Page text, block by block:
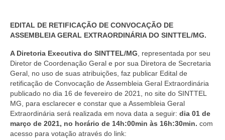
EDITAL DE RETIFICAÇÃO DE CONVOCAÇÃO DE
ASSEMBLEIA GERAL EXTRAORDINÁRIA DO SINTTEL/MG.
A Diretoria Executiva do SINTTEL/MG , representada por seu
Diretor de Coordenação Geral e por sua Diretora de Secretaria
Geral, no uso de suas atribuições, faz publicar Edital de
retificação de Convocação de Assembleia Geral Extraordinária
publicado no dia 16 de fevereiro de 2021, no site do SINTTEL
MG, para esclarecer e constar que a Assembleia Geral
Extraordinária será realizada em nova data a seguir: dia 01 de
março de 2021, no horário de 14h:00min às 16h:30min. com
acesso para votação através do link: